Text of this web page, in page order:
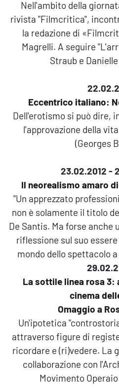
Nell'ambito della
rivista "Filmcritica",
la redazione di
Magrelli. A seguire
Straub e
Eccentrico italiano:
Dell'erotismo si può dire,
l'approvazione della
(Georges
23.02.2012 -
Il neorealismo amaro
"Un apprezzato
non è solamente il titolo
De Santis. Ma forse anche
riflessione sul suo
mondo dello spettacolo
La sottile linea rosa 3:
cinema
Omaggio a
Un'ipotetica
attraverso figure di
ricordare e (ri)vedere. La
collaborazione con
Movimento